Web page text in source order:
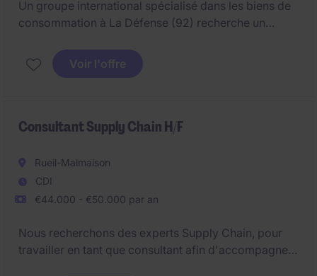
Un groupe international spécialisé dans les biens de
consommation à La Défense (92) recherche un
de mission d'intérim.
Voir l'offre
Consultant Supply Chain H/F
Rueil-Malmaison
CDI
€44.000 - €50.000 par an
Nous recherchons des experts Supply Chain, pour
travailler en tant que consultant afin d'accompagner